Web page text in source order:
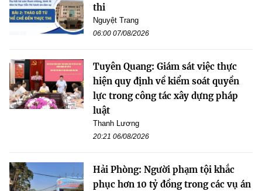
thi
Nguyệt Trang
06:00 07/08/2026
Tuyên Quang: Giám sát việc thực
hiện quy định về kiểm soát quyền
lực trong công tác xây dựng pháp
luật
Thanh Lương
20:21 06/08/2026
Hải Phòng: Người phạm tội khắc
phục hơn 10 tỷ đồng trong các vụ án